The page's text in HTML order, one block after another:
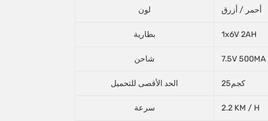
لون أحمر / أزرق
بطارية 1x6V 2AH
شاحن 7.5V 500MA
الحد الأقصى للتحميل كجم25
سرعة 2.2 KM / H